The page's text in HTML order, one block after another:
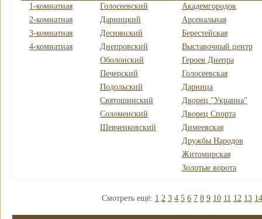
1-комнатная
2-комнатная
3-комнатная
4-комнатная
Голосеевский
Дарницкий
Деснянский
Днепровский
Оболонский
Печерский
Подольский
Святошинский
Соломенский
Шевченковский
Академгородок
Арсенальная
Берестейская
Выставочный центр
Героев Днепра
Голосеевская
Дарница
Дворец "Украина"
Дворец Спорта
Димеевская
Дружбы Народов
Житомирская
Золотые ворота
Смотреть ещё: 1 2 3 4 5 6 7 8 9 10 11 12 13 14